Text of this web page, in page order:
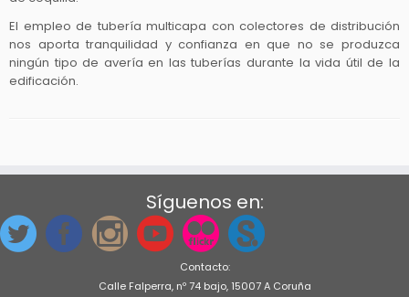
El empleo de tubería multicapa con colectores de distribución
nos aporta tranquilidad y confianza en que no se produzca
ningún tipo de avería en las tuberías durante la vida útil de la
edificación.
Síguenos en:
Contacto:
Calle Falperra, nº 74 bajo, 15007 A Coruña